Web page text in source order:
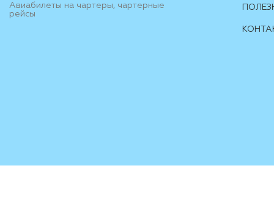
Авиабилеты на чартеры, чартерные
рейсы